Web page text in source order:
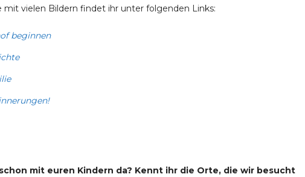
vielen Bildern findet ihr unter folgenden Links:
beginnen
mit euren Kindern da? Kennt ihr die Orte, die wir besucht